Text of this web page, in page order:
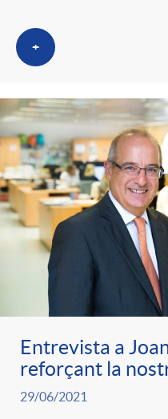
+
Entrevista a
reforçant la
29/06/2021